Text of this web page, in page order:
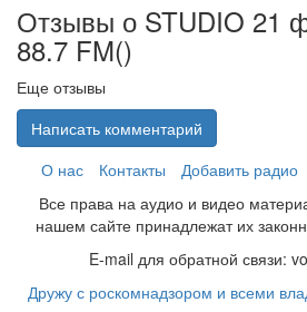
Отзывы о STUDIO 21
88.7 FM()
Еще отзывы
Написать комментарий
О нас
Контакты Добавить радио
Все права на аудио и видео
нашем сайте принадлежат их
E-mail для обратной связи:
Дружу с роскомнадзором и всеми